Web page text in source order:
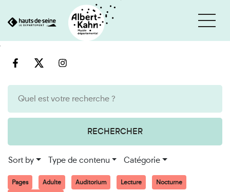
engine
RECHERCHER
Sort by Type de contenu Catégorie
Pages Adulte Auditorium Lecture
Nocturne
Cookies management panel